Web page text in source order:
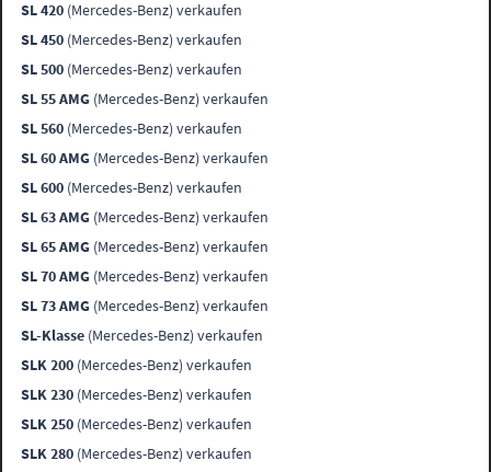
SL 420 (Mercedes-Benz) verkaufen
SL 450 (Mercedes-Benz) verkaufen
SL 500 (Mercedes-Benz) verkaufen
SL 55 AMG (Mercedes-Benz) verkaufen
SL 560 (Mercedes-Benz) verkaufen
SL 60 AMG (Mercedes-Benz) verkaufen
SL 600 (Mercedes-Benz) verkaufen
SL 63 AMG (Mercedes-Benz) verkaufen
SL 65 AMG (Mercedes-Benz) verkaufen
SL 70 AMG (Mercedes-Benz) verkaufen
SL 73 AMG (Mercedes-Benz) verkaufen
SL-Klasse (Mercedes-Benz) verkaufen
SLK 200 (Mercedes-Benz) verkaufen
SLK 230 (Mercedes-Benz) verkaufen
SLK 250 (Mercedes-Benz) verkaufen
SLK 280 (Mercedes-Benz) verkaufen